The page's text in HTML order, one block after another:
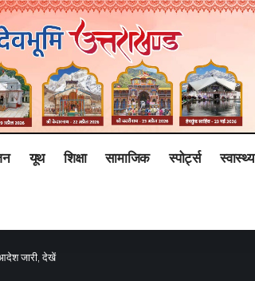
यूथ शिक्षा सामाजिक स्पोर्ट्स स्वास्थ्य
आदेश जारी, देखें